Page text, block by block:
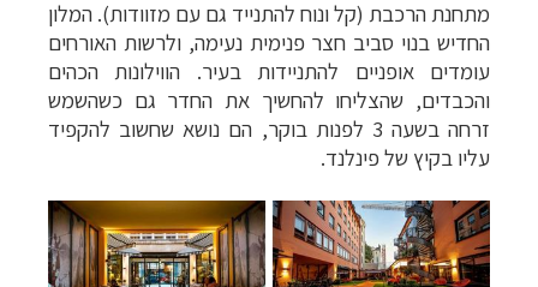
מתחנת הרכבת (קל ונוח להתנייד גם עם מזוודות). המלון
החדיש בנוי סביב חצר פנימית נעימה, ולרשות האורחים
עומדים אופניים להתניידות בעיר. הווילונות הכהים
והכבדים, שהצליחו להחשיך את החדר גם כשהשמש
זרחה בשעה 3 לפנות בוקר, הם נושא שחשוב להקפיד
עליו בקיץ של פינלנד.